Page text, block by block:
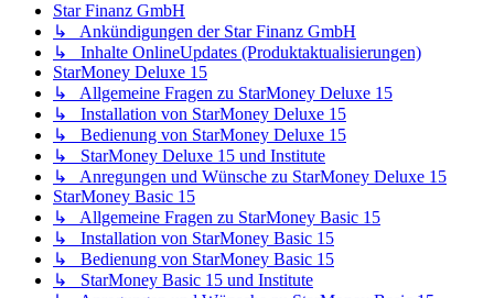
Star Finanz GmbH
↳ Ankündigungen der Star Finanz GmbH
↳ Inhalte OnlineUpdates (Produktaktualisierungen)
StarMoney Deluxe 15
↳ Allgemeine Fragen zu StarMoney Deluxe 15
↳ Installation von StarMoney Deluxe 15
↳ Bedienung von StarMoney Deluxe 15
↳ StarMoney Deluxe 15 und Institute
↳ Anregungen und Wünsche zu StarMoney Deluxe 15
StarMoney Basic 15
↳ Allgemeine Fragen zu StarMoney Basic 15
↳ Installation von StarMoney Basic 15
↳ Bedienung von StarMoney Basic 15
↳ StarMoney Basic 15 und Institute